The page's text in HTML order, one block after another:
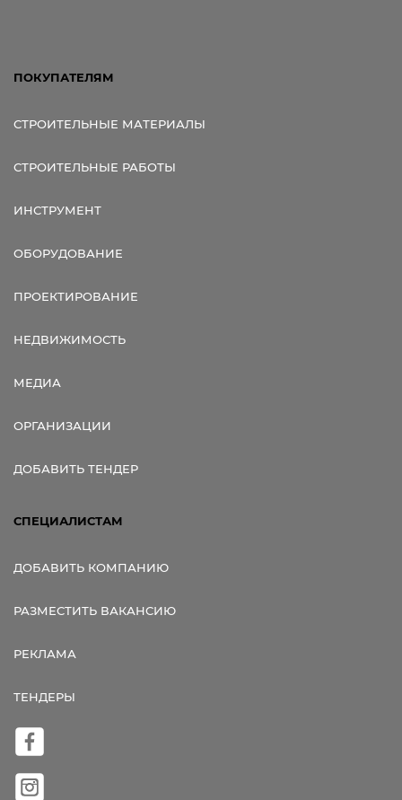
ПОКУПАТЕЛЯМ
СТРОИТЕЛЬНЫЕ МАТЕРИАЛЫ
СТРОИТЕЛЬНЫЕ РАБОТЫ
ИНСТРУМЕНТ
ОБОРУДОВАНИЕ
ПРОЕКТИРОВАНИЕ
НЕДВИЖИМОСТЬ
МЕДИА
ОРГАНИЗАЦИИ
ДОБАВИТЬ ТЕНДЕР
СПЕЦИАЛИСТАМ
ДОБАВИТЬ КОМПАНИЮ
РАЗМЕСТИТЬ ВАКАНСИЮ
РЕКЛАМА
ТЕНДЕРЫ